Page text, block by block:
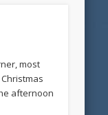
most
afternoon